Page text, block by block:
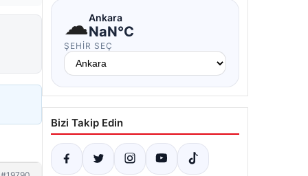
☁Ankara
NaN°C
ŞEHIR SEÇ
Bizi Takip Edin